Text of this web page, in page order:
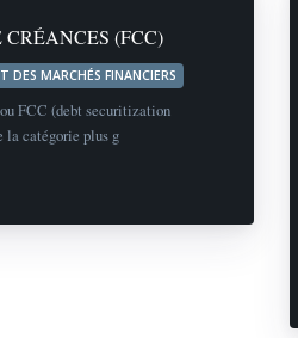
(FCC)
DES MARCHÉS FINANCIERS
FCC (debt securitization
la catégorie plus g